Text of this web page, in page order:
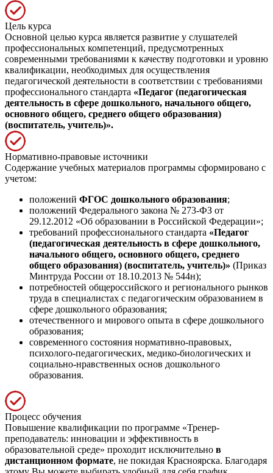
Цель курса
Основной целью курса является развитие у слушателей
профессиональных компетенций, предусмотренных
современными требованиями к качеству подготовки и уровню
квалификации, необходимых для осуществления
педагогической деятельности в соответствии с требованиями
профессионального стандарта «Педагог (педагогическая
деятельность в сфере дошкольного, начального общего,
основного общего, среднего общего образования)
(воспитатель, учитель)».
Нормативно-правовые источники
Содержание учебных материалов программы сформировано с
учетом:
положений ФГОС дошкольного образования;
положений Федерального закона № 273-ФЗ от
29.12.2012 «Об образовании в Российской Федерации»;
требований профессионального стандарта «Педагог
(педагогическая деятельность в сфере дошкольного,
начального общего, основного общего, среднего
общего образования) (воспитатель, учитель)» (Приказ
Минтруда России от 18.10.2013 № 544н);
потребностей общероссийского и регионального рынков
труда в специалистах с педагогическим образованием в
сфере дошкольного образования;
отечественного и мирового опыта в сфере дошкольного
образования;
современного состояния нормативно-правовых,
психолого-педагогических, медико-биологических и
социально-нравственных основ дошкольного
образования.
Процесс обучения
Повышение квалификации по программе «Тренер-
преподаватель: инновации и эффективность в
образовательной среде» проходит исключительно в
дистанционном формате, не покидая Красноярска. Благодаря